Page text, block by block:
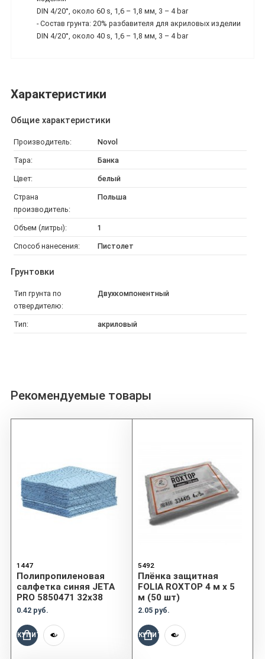
DIN 4/20°, около 60 s, 1,6 – 1,8 мм, 3 – 4 bar
- Состав грунта: 20% разбавителя для акриловых изделии
DIN 4/20°, около 40 s, 1,6 – 1,8 мм, 3 – 4 bar
Характеристики
Общие характеристики
Производитель: Novol
Тара: Банка
Цвет: белый
Страна
производитель:
Польша
Объем (литры): 1
Способ нанесения: Пистолет
Грунтовки
Тип грунта по
отвердителю:
Двухкомпонентный
Тип: акриловый
Рекомендуемые товары
1447
Полипропиленовая
салфетка синяя JETA
PRO 5850471 32х38
0.42 руб.
КУПИТЬ
5492
Плёнка защитная
FOLIA ROXTOP 4 м x 5
м (50 шт)
2.05 руб.
КУПИТЬ